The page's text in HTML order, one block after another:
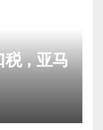
，亚马